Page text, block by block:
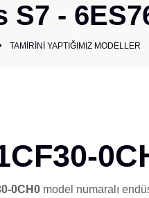
S7 -
TAMIRINI YAPTIĞIMIZ MODELLER
0CH0 model numaralı